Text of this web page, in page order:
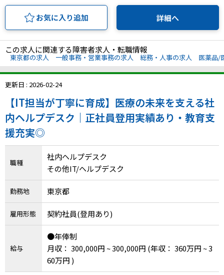
お気に入り追加 詳細へ
この求人に関連する障害者求人・転職情報
東京都の求人 一般事務・営業事務の求人 総務・人事の求人 医薬品/
更新日 : 2026-02-24
【IT担当が丁寧に育成】医療の未来を支える社
内ヘルプデスク｜正社員登用実績あり・教育支
援充実◎
職種
社内ヘルプデスク
その他IT/ヘルプデスク
勤務地 東京都
雇用形態 契約社員(登用あり)
給与
●年俸制
月収： 300,000円 ~ 300,000円 (年収： 360万円 ~ 3
60万円 )
ソーシャルファームサービス
しいたけ生産で実現する
ご利用ガイド
メニューを閉じる